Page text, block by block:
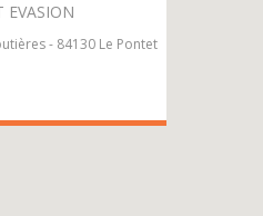
EVASION
- 84130 Le Pontet